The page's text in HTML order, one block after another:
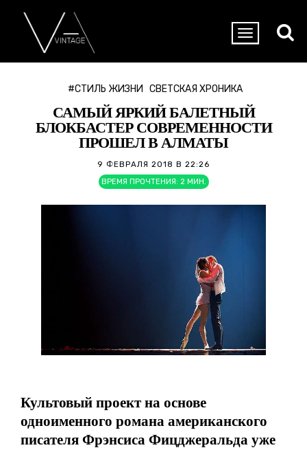
#СТИЛЬ ЖИЗНИ СВЕТСКАЯ ХРОНИКА
САМЫЙ ЯРКИЙ БАЛЕТНЫЙ
БЛОКБАСТЕР СОВРЕМЕННОСТИ
ПРОШЕЛ В АЛМАТЫ
9 ФЕВРАЛЯ 2018 В 22:26
ВРЕМЯ ПРОЧТЕНИЯ: 2 МИН.
Культовый проект на основе
одноименного романа американского
писателя Фрэнсиса Фицджеральда уже